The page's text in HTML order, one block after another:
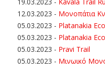
12.03.2023 - Μονοπάτια
05.03.2023 - Platanakia
05.03.2023 - Platanakia
05.03.2023 - Pravi Trail
05.03.2023 - Μινωικό